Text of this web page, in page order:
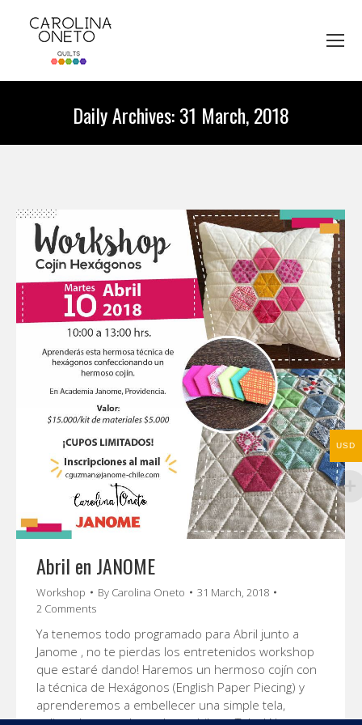
Daily Archives:31 March, 2018
Abril en JANOME
Workshop By Carolina Oneto
31 March, 2018
2 Comments
Ya tenemos todo programado para Abril junto a
Janome , no te pierdas los entretenidos workshop
que estaré dando! Haremos un hermoso cojín con
la técnica de Hexágonos (English Paper Piecing) y
aprenderemos a embellecer una simple tela,
USD